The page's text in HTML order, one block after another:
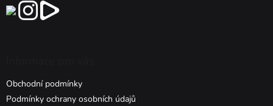
Obchodní podmínky
Podmínky ochrany osobních údajů